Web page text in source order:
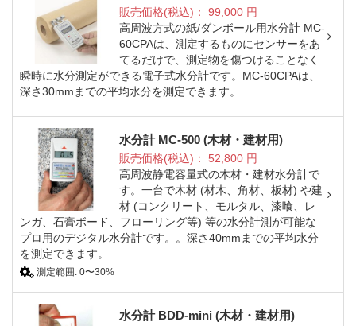
販売価格(税込)： 99,000円
高周波方式の紙/ダンボール用水分計 MC-
60CPAは、測定するものにセンサーをあ
てるだけで、測定物を傷つけることなく
瞬時に水分測定ができる電子式水分計です。MC-60CPAは、
深さ30mmまでの平均水分を測定できます。
水分計 MC-500 (木材・建材用)
販売価格(税込)： 52,800円
高周波静電容量式の木材・建材水分計で
す。一台で木材 (材木、角材、板材) や建
材 (コンクリート、モルタル、漆喰、レ
ンガ、石膏ボード、フローリング等) 等の水分計測が可能な
プロ用のデジタル水分計です。。深さ40mmまでの平均水分
を測定できます。
測定範囲: 0〜30%
水分計 BDD-mini (木材・建材用)